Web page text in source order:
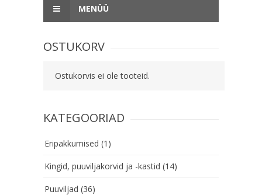
MENÜÜ
OSTUKORV
Ostukorvis ei ole tooteid.
KATEGOORIAD
Eripakkumised (1)
Kingid, puuviljakorvid ja -kastid (14)
Puuviljad (36)